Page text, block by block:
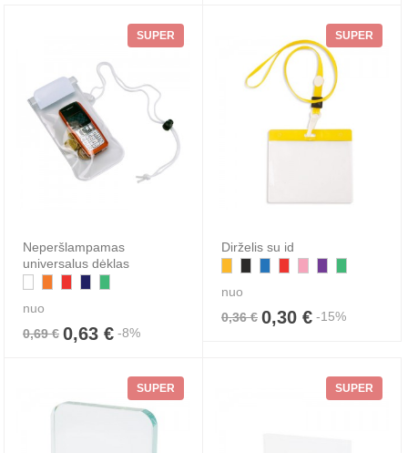
SUPER
Neperšlampamas
universalus dėklas
nuo
0,69 € 0,63 € -8%
SUPER
Dirželis su id
nuo
0,36 € 0,30 € -15%
SUPER SUPER